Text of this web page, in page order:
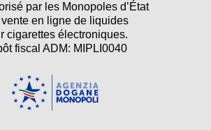
par les Monopoles d’État
en ligne de liquides
cigarettes électroniques.
fiscal ADM: MIPLI0040